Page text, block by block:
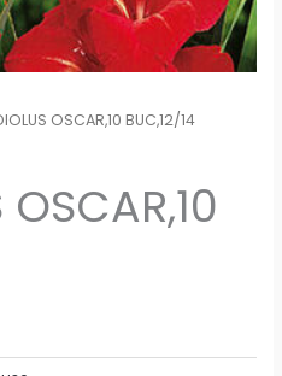
OSCAR,10 BUC,12/14